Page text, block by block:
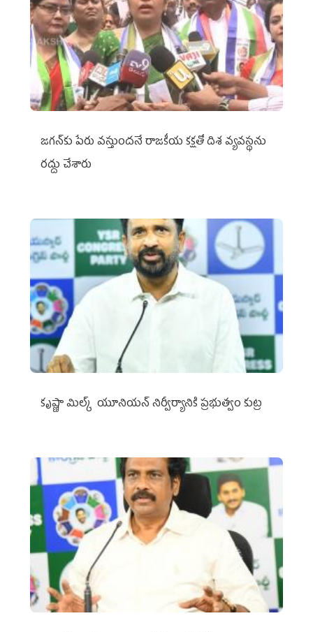
జగన్‌కు పేరు వస్తుందనే రాజకీయ కక్షతో దిశ వ్య‌వ‌స్థ‌ను
రద్దు చేశారు
కృష్ణా మిల్క్‌ యూనియన్‌ నిర్వీర్యానికి ప్రభుత్వం కుట్ర